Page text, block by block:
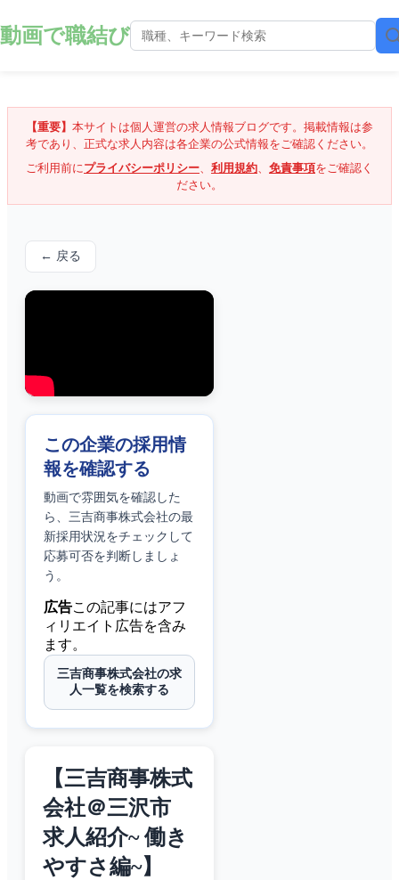
動画で職結び
【重要】 本サイトは個人運営の求人情報ブログです。掲載情報は参
考であり、正式な求人内容は各企業の公式情報をご確認ください。
ご利用前にプライバシーポリシー、 利用規約、 免責事項をご確認く
ださい。
← 戻る
この企業の採用情
報を確認する
動画で雰囲気を確認した
ら、 三吉商事株式会社の最
新採用状況をチェックして
応募可否を判断しましょ
う。
広告この記事にはアフ
ィリエイト広告を含み
ます。
三吉商事株式会社の求
人一覧を検索する
【三吉商事株式
会社＠三沢市
求人紹介~ 働き
やすさ編~】